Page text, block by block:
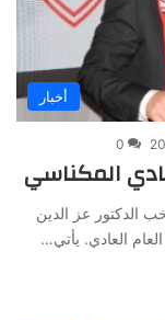
أخبار
0
المكناسي
الدكتور عز الدين
العادي. يأتي…